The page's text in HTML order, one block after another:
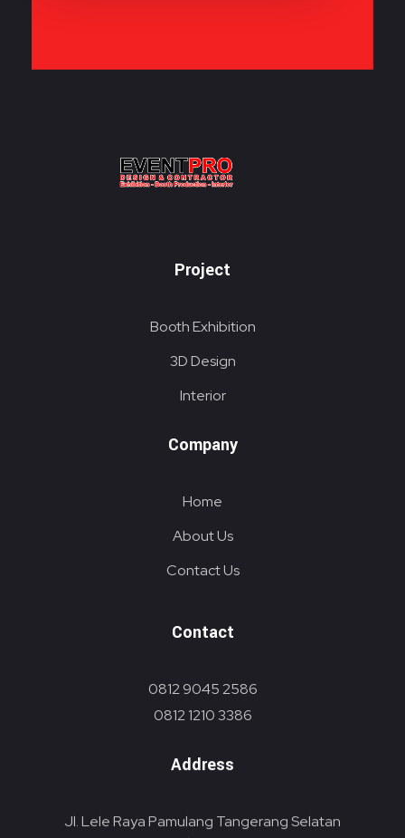
Project
Booth Exhibition
3D Design
Interior
Company
Home
About Us
Contact Us
Contact
0812 9045 2586
0812 1210 3386
Address
Jl. Lele Raya Pamulang Tangerang Selatan